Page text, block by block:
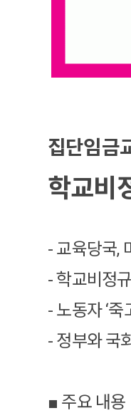
집단임금
학교비
- 교육당국,
- 학교비정
- 노동자 ‘
- 정부와 국
■ 주요 내용